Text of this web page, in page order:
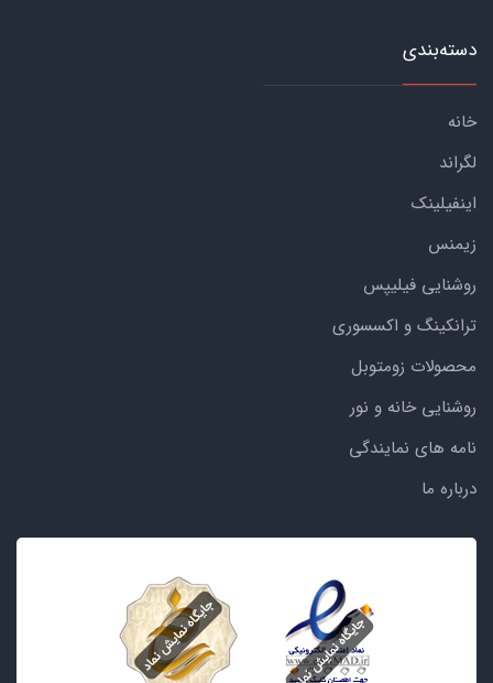
دسته‌بندی
خانه
لگراند
اینفیلینک
زیمنس
روشنایی فیلیپس
ترانکینگ و اکسسوری
محصولات زومتوبل
روشنایی خانه و نور
نامه های نمایندگی
درباره ما